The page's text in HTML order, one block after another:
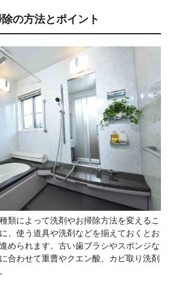
の方法とポイント
類によって洗剤やお掃除方法を変えるこ
、使う道具や洗剤などを揃えておくとお
められます。古い歯ブラシやスポンジな
合わせて重曹やクエン酸、カビ取り洗剤